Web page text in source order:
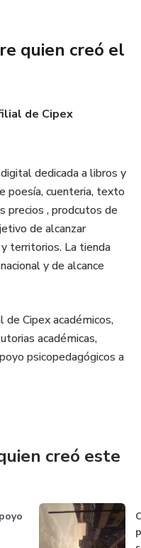
quien creó el
de Cipex
dedicada a libros y
cuenteria, texto
precios , prodcutos de
de alcanzar
territorios. La tienda
y de alcance
de Cipex académicos,
académicas,
psicopedagógicos a
creó este